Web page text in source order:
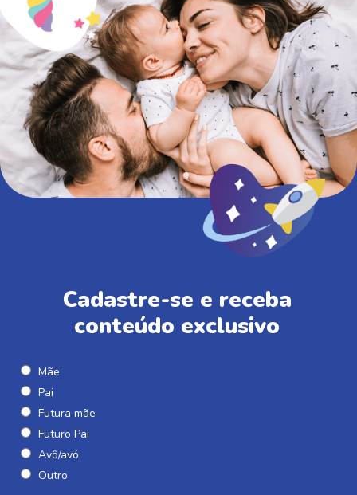
Cadastre-se e receba
conteúdo exclusivo
Mãe
Pai
Futura mãe
Futuro Pai
Avô/avó
Outro